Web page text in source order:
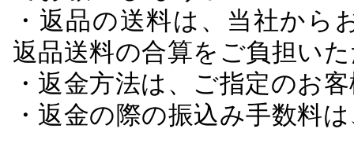
・返品の送料は、当社か
返品送料の合算をご負担い
・返金方法は、ご指定のお
・返金の際の振込み手数料